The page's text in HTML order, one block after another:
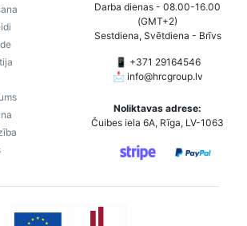
Darba dienas - 08.00-16.00
(GMT+2)
Sestdiena, Svētdiena - Brīvs
📱 +371 29164546
📩 info@hrcgroup.lv
Noliktavas adrese:
Čuibes iela 6A, Rīga, LV-1063